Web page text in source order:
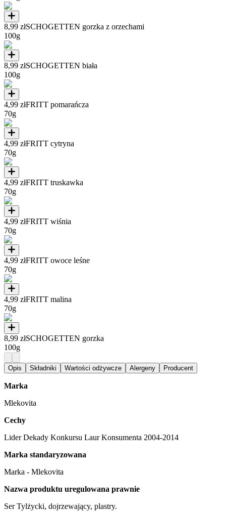
8,99 złSCHOGETTEN gorzka z orzechami
100g
8,99 złSCHOGETTEN biała
100g
4,99 złFRITT pomarańcza
70g
4,99 złFRITT cytryna
70g
4,99 złFRITT truskawka
70g
4,99 złFRITT wiśnia
70g
4,99 złFRITT owoce leśne
70g
4,99 złFRITT malina
70g
8,99 złSCHOGETTEN gorzka
100g
Opis Składniki Wartości odżywcze Alergeny Producent
Marka
Mlekovita
Cechy
Lider Dekady Konkursu Laur Konsumenta 2004-2014
Marka standaryzowana
Marka - Mlekovita
Nazwa produktu uregulowana prawnie
Ser Tylżycki, dojrzewający, plastry.